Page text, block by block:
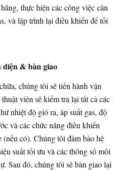
thực hiện các công việc cân
và lập trình lại điều khiển để tối
& bàn giao
chúng tôi sẽ tiến hành vận
viên sẽ kiểm tra lại tất cả các
nhiệt độ gió ra, áp suất gas, độ
và các chức năng điều khiển
(nếu có). Chúng tôi đảm bảo hệ
suất tối ưu và các thông số môi
Sau đó, chúng tôi sẽ bàn giao lại